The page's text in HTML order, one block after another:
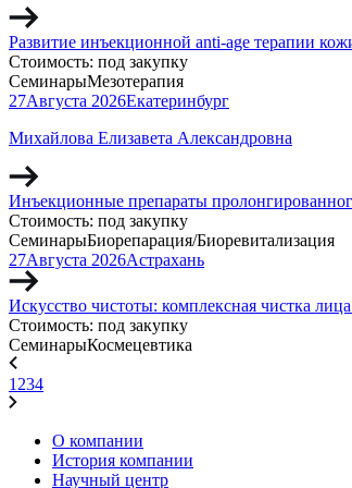
Развитие инъекционной anti-age терапии
Стоимость: под закупку
СеминарыМезотерапия
27Августа 2026Екатеринбург
Михайлова Елизавета Александровна
Инъекционные препараты
Стоимость: под закупку
СеминарыБиорепарация/Биоревитализация
27Августа 2026Астрахань
Искусство чистоты: комплексная чистка
Стоимость: под закупку
СеминарыКосмецевтика
1 234
О компании
История компании
Научный центр